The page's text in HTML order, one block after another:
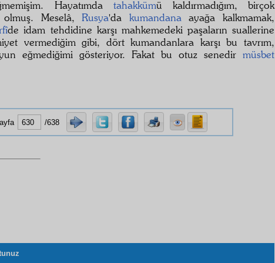
Hayatımda tahakkümü kaldırmadığım, birçok
olmuş. Meselâ,Rusya'da kumandana ayağa kalkmamak,
de idam tehdidine karşı mahkemedeki paşaların suallerine
vermediğim gibi, dört kumandanlara karşı bu tavrım,
eğmediğimi gösteriyor. Fakat bu otuz senedir müsbet
/638